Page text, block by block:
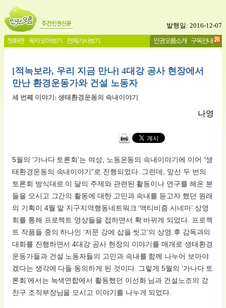
발행일: 2016-12-07
첫화면 꼭지 모아보기 전체기사보기 인권오름소개 구독안내
[적녹보라, 우리 지금 만나] 4대강 공사 현장에서
만난 환경운동가와 건설 노동자
세 번째 이야기: 생태환경운동의 속내이야기
나영
5월의 ‘가나다 토론회’는 여성, 노동운동의 속내이야기에 이어 “생
태환경운동의 속내이야기”로 진행되었다. 그런데, 앞선 두 번의
토론회 방식대로 이 달의 주제와 관련된 활동이나 연구를 해온 분
들을 모시고 그간의 활동에 대한 고민과 속내를 듣고자 했던 원래
의 기획이 4월 말 지구지역행동네트워크 ‘액티비즘 시네마’ 상영
회를 통해 프로젝트 영상들을 접하면서 확 바뀌게 되었다. 프로젝
트 작품들 중의 하나인 ‘저문 강에 삽을 씻고’의 상영 후 감독과의
대화를 진행하면서 4대강 공사 현장의 이야기를 매개로 생태환경
운동가들과 건설 노동자들의 고민과 속내를 함께 나누어 보아야
겠다는 생각에 다들 동의하게 된 것이다. 그렇게 5월의 ‘가나다 토
론회’에서는 녹색연합에서 활동했던 이선화 님과 건설노조의 강
찬구 조직부장님을 모시고 이야기를 나누게 되었다.